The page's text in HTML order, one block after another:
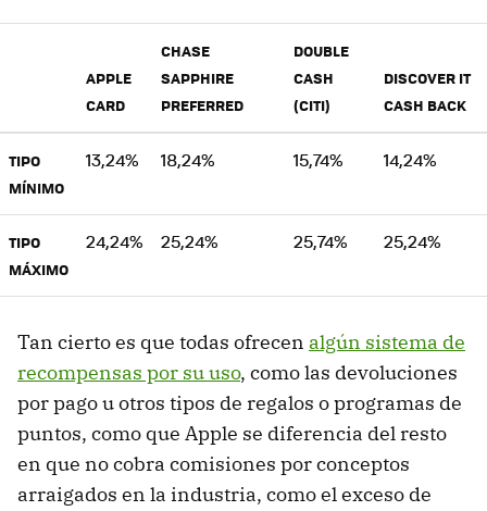
APPLE
CARD
CHASE
SAPPHIRE
PREFERRED
DOUBLE
CASH
(CITI)
DISCOVER IT
CASH BACK
TIPO
MÍNIMO
13,24% 18,24% 15,74% 14,24%
TIPO
MÁXIMO
24,24% 25,24% 25,74% 25,24%
Tan cierto es que todas ofrecen algún sistema de
recompensas por su uso, como las devoluciones
por pago u otros tipos de regalos o programas de
puntos, como que Apple se diferencia del resto
en que no cobra comisiones por conceptos
arraigados en la industria, como el exceso de